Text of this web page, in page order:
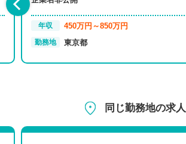
年収 450万円～850万円
勤務地 東京都
同じ勤務地の求人